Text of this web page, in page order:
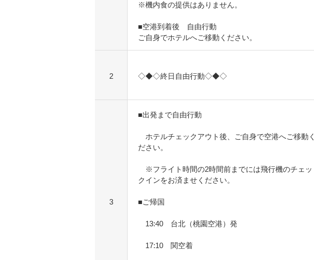
※機内食の提供はありません。
■空港到着後 自由行動
ご自身でホテルへご移動ください。
2 ◇◆◇終日自由行動◇◆◇
3
■出発まで自由行動
ホテルチェックアウト後、ご自身で空港へご移動く
ださい。
※フライト時間の2時間前までには飛行機のチェッ
クインをお済ませください。
■ご帰国
13:40 台北（桃園空港）発
17:10 関空着